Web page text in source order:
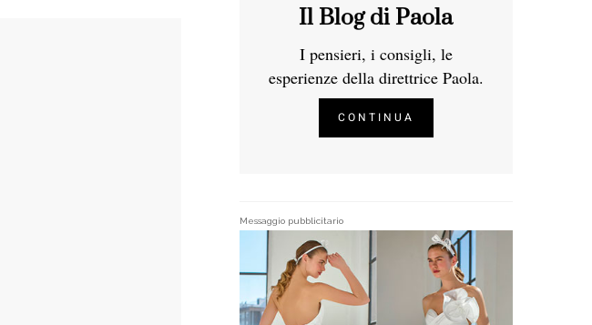
Il Blog di Paola
I pensieri, i consigli, le
esperienze della direttrice Paola.
CONTINUA
Messaggio pubblicitario